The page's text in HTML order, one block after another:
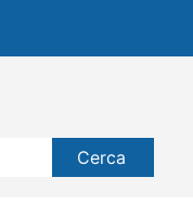
Cerca